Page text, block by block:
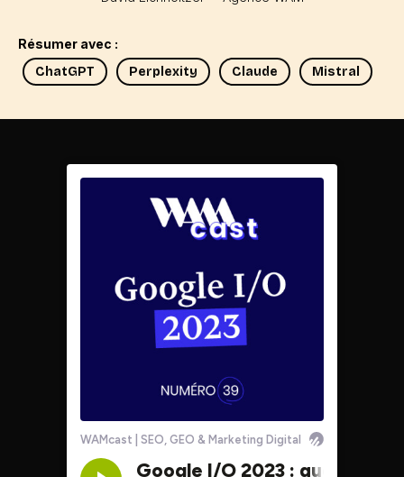
Résumer avec :
ChatGPT
Perplexity Claude Mistral